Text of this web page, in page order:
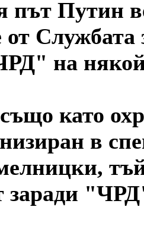
път Путин
от Службата
на някой
като
в
заради